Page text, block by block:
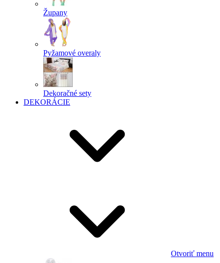
Župany
Pyžamové overaly
Dekoračné sety
DEKORÁCIE
Otvoriť menu